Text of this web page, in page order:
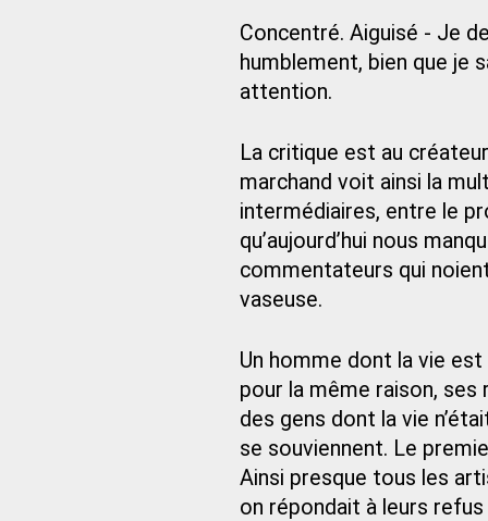
Concentré. Aiguisé - Je
humblement, bien que je
attention.
La critique est au
marchand voit ainsi la
intermédiaires, entre le
qu’aujourd’hui nous
commentateurs qui
vaseuse.
Un homme dont la vie est
pour la même raison,
des gens dont la vie
se souviennent. Le
Ainsi presque tous les
on répondait à leurs